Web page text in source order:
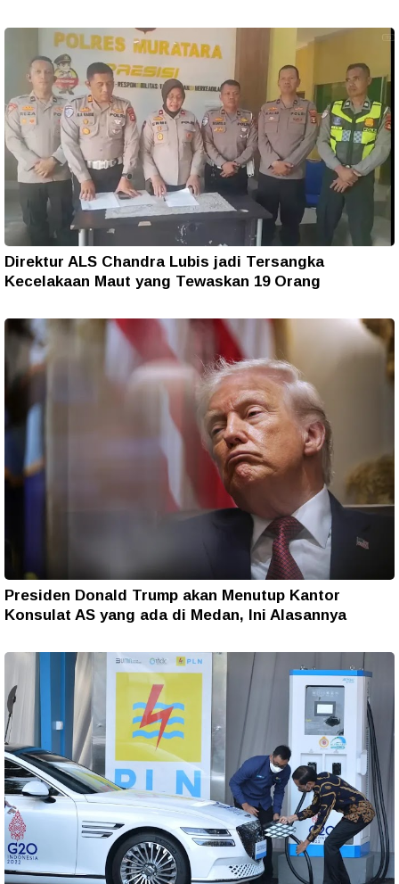
Direktur ALS Chandra Lubis jadi Tersangka
Kecelakaan Maut yang Tewaskan 19 Orang
Presiden Donald Trump akan Menutup Kantor
Konsulat AS yang ada di Medan, Ini Alasannya